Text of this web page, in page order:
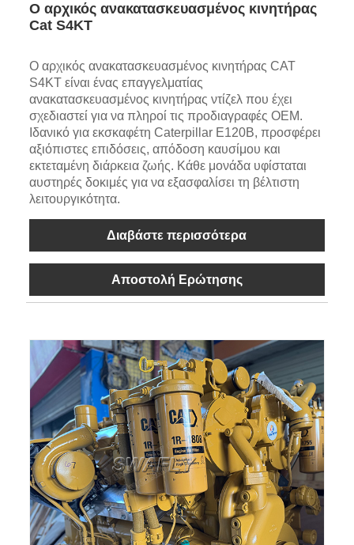
Ο αρχικός ανακατασκευασμένος κινητήρας
Cat S4KT
Ο αρχικός ανακατασκευασμένος κινητήρας CAT
S4KT είναι ένας επαγγελματίας
ανακατασκευασμένος κινητήρας ντίζελ που έχει
σχεδιαστεί για να πληροί τις προδιαγραφές OEM.
Ιδανικό για εκσκαφέτη Caterpillar E120B, προσφέρει
αξιόπιστες επιδόσεις, απόδοση καυσίμου και
εκτεταμένη διάρκεια ζωής. Κάθε μονάδα υφίσταται
αυστηρές δοκιμές για να εξασφαλίσει τη βέλτιστη
λειτουργικότητα.
Διαβάστε περισσότερα
Αποστολή Ερώτησης